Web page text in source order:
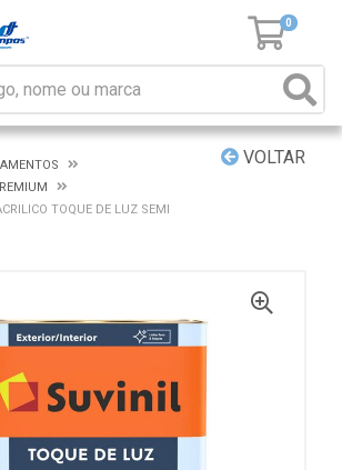
0
VOLTAR
TOQUE DE LUZ SEMI